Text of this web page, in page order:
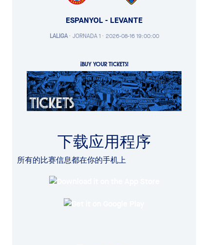
ESPANYOL - LEVANTE
LALIGA· JORNADA 1 · 2026-08-16 19:00:00
¡BUY YOUR TICKETS!
下载应用程序
所有的比赛信息都在你的手机上